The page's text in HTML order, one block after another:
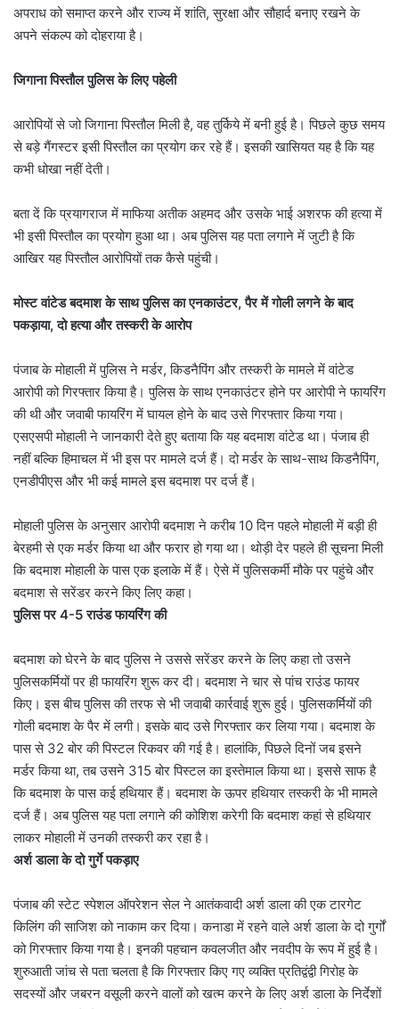
अपराध को समाप्त करने और राज्य में शांति, सुरक्षा और सौहार्द बनाए रखने के
अपने संकल्प को दोहराया है।
जिगाना पिस्तौल पुलिस के लिए पहेली
आरोपियों से जो जिगाना पिस्तौल मिली है, वह तुर्किये में बनी हुई है। पिछले कुछ समय
से बड़े गैंगस्टर इसी पिस्तौल का प्रयोग कर रहे हैं। इसकी खासियत यह है कि यह
कभी धोखा नहीं देती।
बता दें कि प्रयागराज में माफिया अतीक अहमद और उसके भाई अशरफ की हत्या में
भी इसी पिस्तौल का प्रयोग हुआ था। अब पुलिस यह पता लगाने में जुटी है कि
आखिर यह पिस्तौल आरोपियों तक कैसे पहुंची।
मोस्ट वांटेड बदमाश के साथ पुलिस का एनकाउंटर, पैर में गोली लगने के बाद
पकड़ाया, दो हत्या और तस्करी के आरोप
पंजाब के मोहाली में पुलिस ने मर्डर, किडनैपिंग और तस्करी के मामले में वांटेड
आरोपी को गिरफ्तार किया है। पुलिस के साथ एनकाउंटर होने पर आरोपी ने फायरिंग
की थी और जवाबी फायरिंग में घायल होने के बाद उसे गिरफ्तार किया गया।
एसएसपी मोहाली ने जानकारी देते हुए बताया कि यह बदमाश वांटेड था। पंजाब ही
नहीं बल्कि हिमाचल में भी इस पर मामले दर्ज हैं। दो मर्डर के साथ-साथ किडनैपिंग,
एनडीपीएस और भी कई मामले इस बदमाश पर दर्ज हैं।
मोहाली पुलिस के अनुसार आरोपी बदमाश ने करीब 10 दिन पहले मोहाली में बड़ी ही
बेरहमी से एक मर्डर किया था और फरार हो गया था। थोड़ी देर पहले ही सूचना मिली
कि बदमाश मोहाली के पास एक इलाके में हैं। ऐसे में पुलिसकर्मी मौके पर पहुंचे और
बदमाश से सरेंडर करने किए लिए कहा।
पुलिस पर 4-5 राउंड फायरिंग की
बदमाश को घेरने के बाद पुलिस ने उससे सरेंडर करने के लिए कहा तो उसने
पुलिसकर्मियों पर ही फायरिंग शुरू कर दी। बदमाश ने चार से पांच राउंड फायर
किए। इस बीच पुलिस की तरफ से भी जवाबी कार्रवाई शुरू हुई। पुलिसकर्मियों की
गोली बदमाश के पैर में लगी। इसके बाद उसे गिरफ्तार कर लिया गया। बदमाश के
पास से 32 बोर की पिस्टल रिकवर की गई है। हालांकि, पिछले दिनों जब इसने
मर्डर किया था, तब उसने 315 बोर पिस्टल का इस्तेमाल किया था। इससे साफ है
कि बदमाश के पास कई हथियार हैं। बदमाश के ऊपर हथियार तस्करी के भी मामले
दर्ज हैं। अब पुलिस यह पता लगाने की कोशिश करेगी कि बदमाश कहां से हथियार
लाकर मोहाली में उनकी तस्करी कर रहा है।
अर्श डाला के दो गुर्गे पकड़ाए
पंजाब की स्टेट स्पेशल ऑपरेशन सेल ने आतंकवादी अर्श डाला की एक टारगेट
किलिंग की साजिश को नाकाम कर दिया। कनाडा में रहने वाले अर्श डाला के दो गुर्गों
को गिरफ्तार किया गया है। इनकी पहचान कवलजीत और नवदीप के रूप में हुई है।
शुरुआती जांच से पता चलता है कि गिरफ्तार किए गए व्यक्ति प्रतिद्वंद्वी गिरोह के
सदस्यों और जबरन वसूली करने वालों को खत्म करने के लिए अर्श डाला के निर्देशों